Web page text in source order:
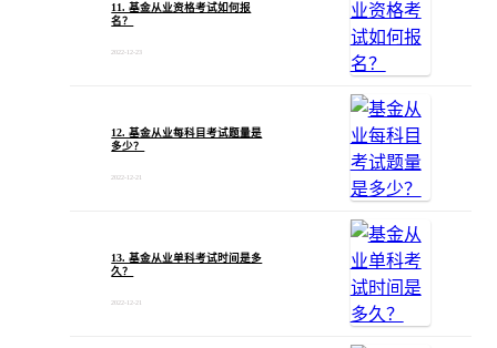
11. 基金从业资格考试如何报
名？
2022-12-23
12. 基金从业每科目考试题量是
多少？
2022-12-21
13. 基金从业单科考试时间是多
久？
2022-12-21